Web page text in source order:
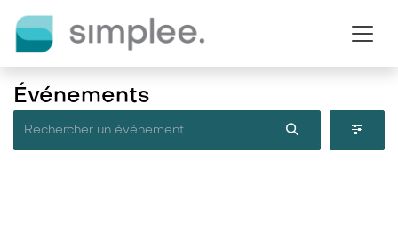
Événements